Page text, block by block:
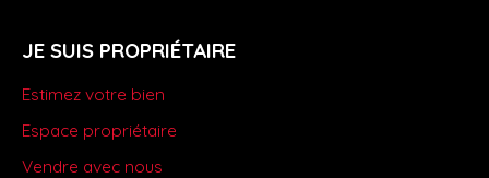
JE SUIS PROPRIÉTAIRE
Estimez votre bien
Espace propriétaire
Vendre avec nous